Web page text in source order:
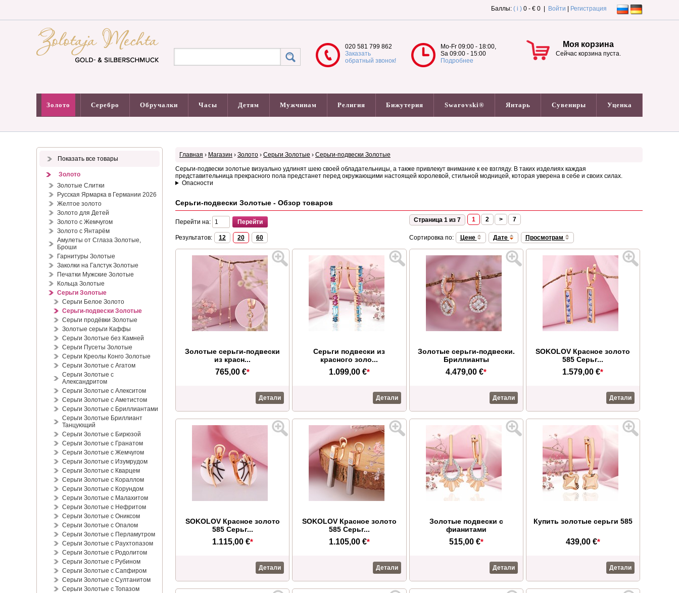
Баллы: ( i ) 0 - € 0 | Войти Регистрация
020 581 799 862
Заказать
обратный звонок!
Mo-Fr 09:00 - 18:00,
Sa 09:00 - 15:00
Подробнее
Моя корзина
Сейчас корзина пуста.
Золото Серебро Обручалки Часы Детям Мужчинам Религия Бижутерия Swarovski® Янтарь Сувениры Уценка
Показать все товары
Золото
Золотые Слитки
Русская Ярмарка в Германии 2026
Желтое золото
Золото для Детей
Золото с Жемчугом
Золото с Янтарём
Амулеты от Сглаза Золотые,
Броши
Гарнитуры Золотые
Заколки на Галстук Золотые
Печатки Мужские Золотые
Кольца Золотые
Серьги Золотые
Серьги Белое Золото
Серьги-подвески Золотые
Серьги продёвки Золотые
Золотые серьги Каффы
Серьги Золотые без Камней
Серьги Пусеты Золотые
Серьги Креолы Конго Золотые
Серьги Золотые с Агатом
Серьги Золотые с
Александритом
Серьги Золотые с Алекситом
Серьги Золотые с Аметистом
Серьги Золотые с Бриллиантами
Серьги Золотые Бриллиант
Танцующий
Серьги Золотые с Бирюзой
Серьги Золотые с Гранатом
Серьги Золотые с Жемчугом
Серьги Золотые с Изумрудом
Серьги Золотые с Кварцем
Серьги Золотые с Кораллом
Серьги Золотые с Корундом
Серьги Золотые с Малахитом
Серьги Золотые с Нефритом
Серьги Золотые с Ониксом
Серьги Золотые с Опалом
Серьги Золотые с Перламутром
Серьги Золотые с Раухтопазом
Серьги Золотые с Родолитом
Серьги Золотые с Рубином
Серьги Золотые с Сапфиром
Серьги Золотые с Султанитом
Серьги Золотые с Топазом
Главная › Магазин › Золото › Серьги Золотые › Серьги-подвески Золотые
Серьги-подвески золотые визуально удлинят шею своей обладательницы, а также привлекут внимание к ее взгляду. В таких изделиях каждая
представительница прекрасного пола предстанет перед окружающими настоящей королевой, стильной модницей, которая уверена в себе и своих силах.
Опасности
Серьги-подвески Золотые - Обзор товаров
Перейти на: Страница 1 из 7 1 2 > 7
Результатов: 12 20 60 Сортировка по: Цене Дате Просмотрам
Золотые серьги-подвески
из красн...
765,00 €*
Детали
Серьги подвески из
красного золо...
1.099,00 €*
Детали
Золотые серьги-подвески.
Бриллианты
4.479,00 €*
Детали
SOKOLOV Красное золото
585 Серьг...
1.579,00 €*
Детали
SOKOLOV Красное золото
585 Серьг...
1.115,00 €*
Детали
SOKOLOV Красное золото
585 Серьг...
1.105,00 €*
Детали
Золотые подвески с
фианитами
515,00 €*
Детали
Купить золотые серьги 585
439,00 €*
Детали